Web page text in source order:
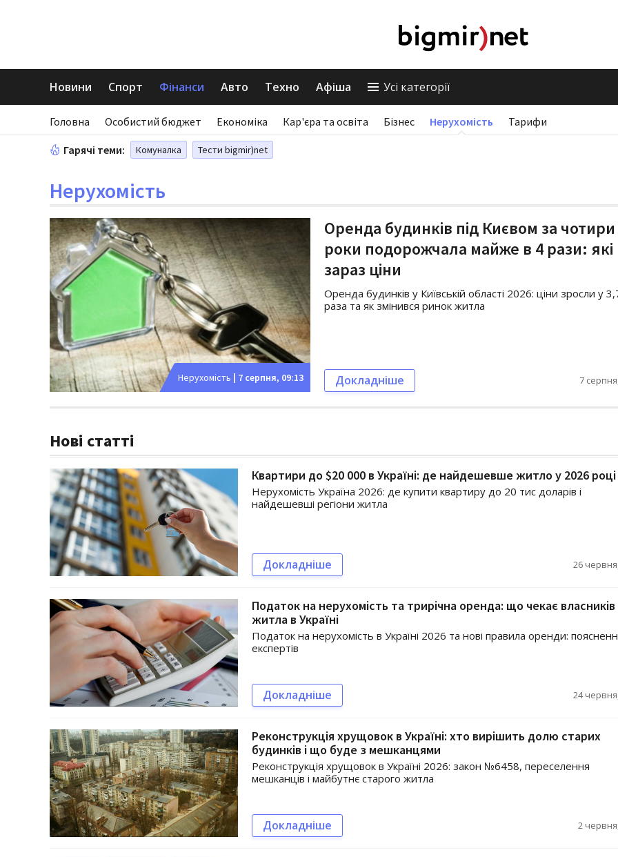
Новини Спорт Фінанси Авто Техно Афіша Усі категорії
Головна Особистий бюджет Економіка Кар'єра та освіта Бізнес Нерухомість Тарифи
Гарячі теми: Комуналка Тести bigmir)net
Нерухомість
Нерухомість | 7 серпня, 09:13
Оренда будинків під Києвом за чотири
роки подорожчала майже в 4 рази: які
зараз ціни
Оренда будинків у Київській області 2026: ціни зросли у
раза та як змінився ринок житла
Докладніше 7
Нові статті
Квартири до $20 000 в Україні: де найдешевше житло у 2026 році
Нерухомість Україна 2026: де купити квартиру до 20 тис доларів і
найдешевші регіони житла
Докладніше 26
Податок на нерухомість та трирічна оренда: що чекає власників
житла в Україні
Податок на нерухомість в Україні 2026 та нові правила оренди:
експертів
Докладніше 24
Реконструкція хрущовок в Україні: хто вирішить долю старих
будинків і що буде з мешканцями
Реконструкція хрущовок в Україні 2026: закон №6458, переселення
мешканців і майбутнє старого житла
Докладніше 2